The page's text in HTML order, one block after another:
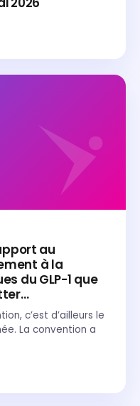
au
à la
du GLP-1 que
c’est d’ailleurs le
La convention a